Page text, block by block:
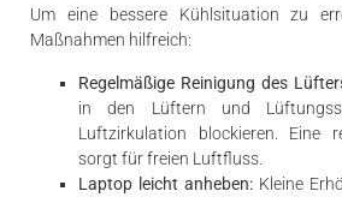
Um eine bessere Kühlsituation zu
Maßnahmen hilfreich:
Regelmäßige Reinigung des
in den Lüftern und
Luftzirkulation blockieren. Eine
sorgt für freien Luftfluss.
Laptop leicht anheben: Kleine